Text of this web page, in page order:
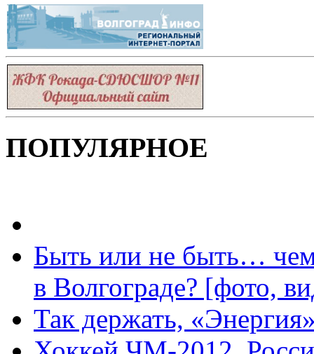
ПОПУЛЯРНОЕ
Быть или не быть…
в Волгограде? [фото,
Так держать,